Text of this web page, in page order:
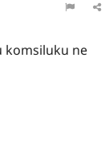
komsiluku ne